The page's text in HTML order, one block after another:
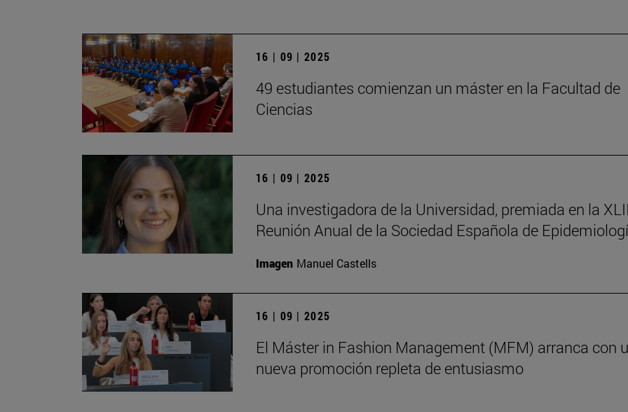
16 | 09 | 2025
49 estudiantes comienzan un máster en la Facultad de
Ciencias
16 | 09 | 2025
Una investigadora de la Universidad, premiada en la
Reunión Anual de la Sociedad Española de
Imagen Manuel Castells
16 | 09 | 2025
El Máster in Fashion Management (MFM) arranca con
nueva promoción repleta de entusiasmo